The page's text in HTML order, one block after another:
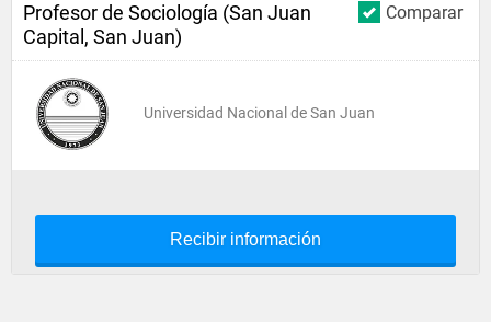
Comparar
Profesor de Sociología (San Juan
Capital, San Juan)
Universidad Nacional de San Juan
Recibir información